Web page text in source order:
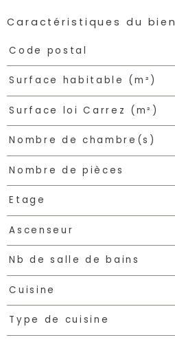
Caractéristiques du bien
Caractéristiques Valeurs
Code postal
Surface habitable (m²)
Surface loi Carrez (m²)
Nombre de chambre(s)
Nombre de pièces
Etage
Ascenseur
Nb de salle de bains
Cuisine
Type de cuisine